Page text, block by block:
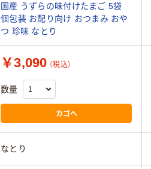
国産 うずらの味付けたまご 5袋
個包装 お配り向け おつまみ おや
つ 珍味 なとり
￥3,090 （税込）
数量
カゴへ
なとり